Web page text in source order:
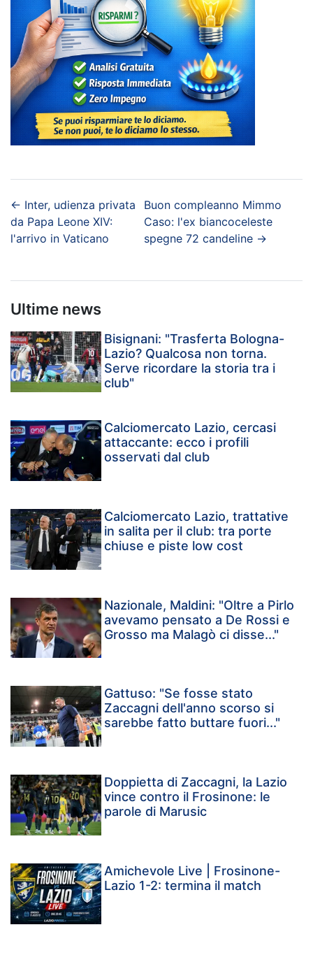
← Inter, udienza privata
da Papa Leone XIV:
l'arrivo in Vaticano
Buon compleanno Mimmo
Caso: l'ex biancoceleste
spegne 72 candeline→
Ultime news
Bisignani: "Trasferta Bologna-
Lazio? Qualcosa non torna.
Serve ricordare la storia tra i
club"
Calciomercato Lazio, cercasi
attaccante: ecco i profili
osservati dal club
Calciomercato Lazio, trattative
in salita per il club: tra porte
chiuse e piste low cost
Nazionale, Maldini: "Oltre a Pirlo
avevamo pensato a De Rossi e
Grosso ma Malagò ci disse..."
Gattuso: "Se fosse stato
Zaccagni dell'anno scorso si
sarebbe fatto buttare fuori..."
Doppietta di Zaccagni, la Lazio
vince contro il Frosinone: le
parole di Marusic
Amichevole Live | Frosinone-
Lazio 1-2: termina il match